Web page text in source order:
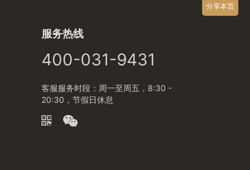
服务热线
400-031-9431
客服服务时段：周一至周五，8:30 -
20:30，节假日休息
分享本页